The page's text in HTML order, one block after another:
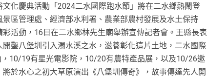
化慶典活動「2024二水國際跑水節」將在二水鄉熱鬧登
區管理處、經濟部水利署、農業部農村發展及水土保持
活動，16日在二水鄉林先生廟舉辦宣傳記者會。王縣長表
鑿八堡圳引入濁水溪之水，滋養彰化這片土地，二水國際
10/19有星光電影院，10/20有農特產品展，以及10/26邀
於水心之初大草原演出《八堡圳傳奇》，故事傳達先人開